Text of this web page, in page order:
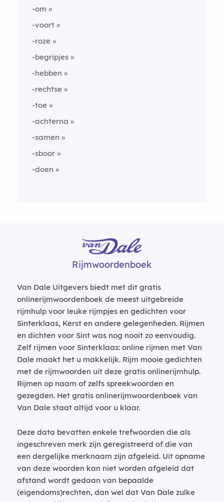
-om
-voort
-roze
-begripjes
-hebben
-rechtse
-toe
-achterna
-samen
-sboor
-doen
Rijmwoordenboek
Van Dale Uitgevers biedt met dit gratis
onlinerijmwoordenboek de meest uitgebreide
rijmhulp voor leuke rijmpjes en gedichten voor
Sinterklaas, Kerst en andere gelegenheden. Rijmen
en dichten voor Sint was nog nooit zo eenvoudig.
Zelf rijmen voor Sinterklaas: online rijmen met Van
Dale maakt het u makkelijk. Rijm mooie gedichten
met de rijmwoorden uit deze gratis onlinerijmhulp.
Rijmen op naam of zelfs spreekwoorden en
gezegden. Het gratis onlinerijmwoordenboek van
Van Dale staat altijd voor u klaar.
Deze data bevatten enkele trefwoorden die als
ingeschreven merk zijn geregistreerd of die van
een dergelijke merknaam zijn afgeleid. Uit opname
van deze woorden kan niet worden afgeleid dat
afstand wordt gedaan van bepaalde
(eigendoms)rechten, dan wel dat Van Dale zulke